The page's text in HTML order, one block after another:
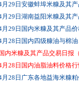
月29日安徽蚌埠米糠及其
月29日湖南益阳米糠及其
月29日国内米糠及其产品
月28日国内四级糠油与棉
国内米糠及其产品交易日报
月28日国内油脂油料价格
月28日广东各地益海米糠